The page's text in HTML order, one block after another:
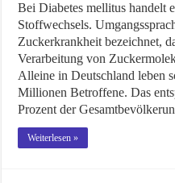
Bei Diabetes mellitus handelt
Stoffwechsels.
Zuckerkrankheit bezeichnet,
Verarbeitung von
Alleine in Deutschland leben
Millionen Betroffene. Das
Prozent der
Weiterlesen »